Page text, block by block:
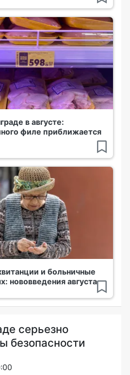
в августе:
филе приближается
и больничные
нововведения августа
серьезно
безопасности